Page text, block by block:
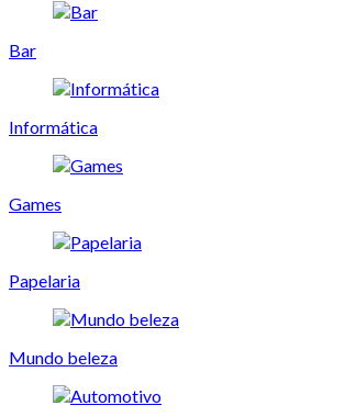
Bar
Informática
Games
Papelaria
Mundo beleza